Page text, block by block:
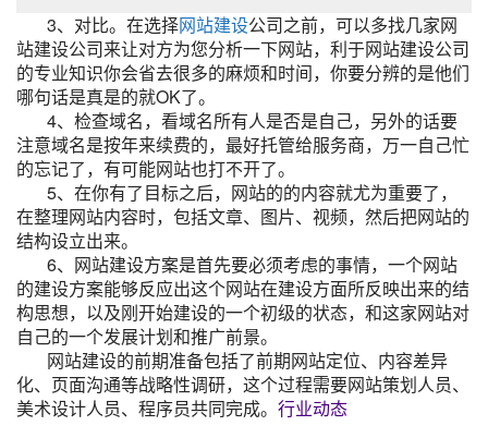
3、对比。在选择网站建设公司之前，可以多找几家网
站建设公司来让对方为您分析一下网站，利于网站建设公司
的专业知识你会省去很多的麻烦和时间，你要分辨的是他们
哪句话是真是的就OK了。
4、检查域名，看域名所有人是否是自己，另外的话要
注意域名是按年来续费的，最好托管给服务商，万一自己忙
的忘记了，有可能网站也打不开了。
5、在你有了目标之后，网站的的内容就尤为重要了，
在整理网站内容时，包括文章、图片、视频，然后把网站的
结构设立出来。
6、网站建设方案是首先要必须考虑的事情，一个网站
的建设方案能够反应出这个网站在建设方面所反映出来的结
构思想，以及刚开始建设的一个初级的状态，和这家网站对
自己的一个发展计划和推广前景。
网站建设的前期准备包括了前期网站定位、内容差异
化、页面沟通等战略性调研，这个过程需要网站策划人员、
美术设计人员、程序员共同完成。 行业动态